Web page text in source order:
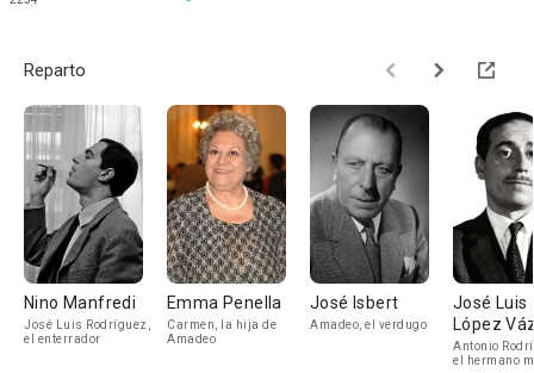
Reparto
Nino Manfredi
José Luis Rodríguez,
el enterrador
Emma Penella
Carmen, la hija de
Amadeo
José Isbert
Amadeo, el verdugo
José Luis
López
Antonio
el hermano